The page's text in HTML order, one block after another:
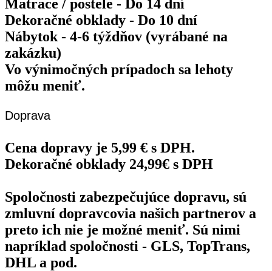
Matrace / postele - Do 14 dní
Dekoračné obklady - Do 10 dní
Nábytok - 4-6 týždňov (vyrábané na
zakázku)
Vo výnimočných prípadoch sa lehoty
môžu meniť.
Doprava
Cena dopravy je 5,99 € s DPH.
Dekoračné obklady 24,99€ s DPH
Spoločnosti zabezpečujúce dopravu, sú
zmluvní dopravcovia našich partnerov a
preto ich nie je možné meniť. Sú nimi
napríklad spoločnosti - GLS, TopTrans,
DHL a pod.